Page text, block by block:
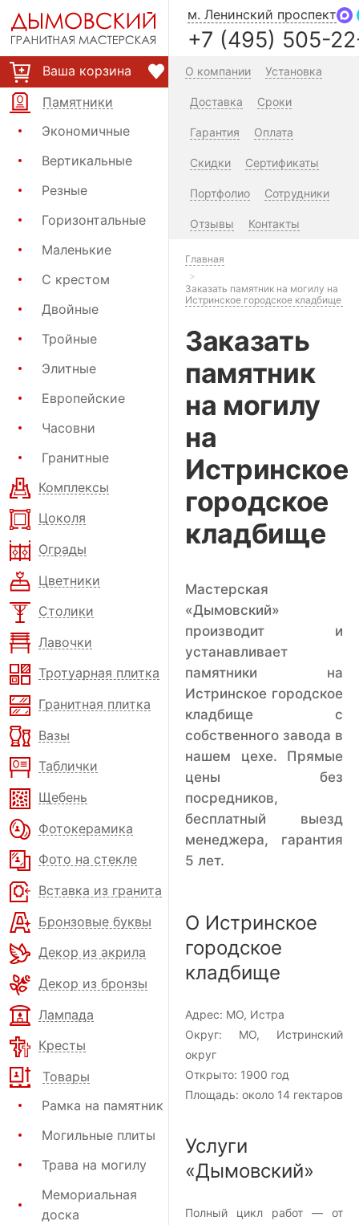
Ваша корзина
Памятники
Экономичные
Вертикальные
Резные
Горизонтальные
Маленькие
С крестом
Двойные
Тройные
Элитные
Европейские
Часовни
Гранитные
Комплексы
Цоколя
Ограды
Цветники
Столики
Лавочки
Тротуарная плитка
Гранитная плитка
Вазы
Таблички
Щебень
Фотокерамика
Фото на стекле
Вставка из гранита
Бронзовые буквы
Декор из акрила
Декор из бронзы
Лампада
Кресты
Товары
Рамка на памятник
Могильные плиты
Трава на могилу
Мемориальная
доска
м. Ленинский проспект
+7 (495) 505-
О компании Установка
Доставка Сроки
Гарантия Оплата
Скидки Сертификаты
Портфолио Сотрудники
Отзывы Контакты
Главная
Заказать памятник на могилу на
Истринское городское кладбище
Заказать
памятник
на могилу
на
Истринское
городское
кладбище
Мастерская
«Дымовский»
производит и
устанавливает
памятники на
Истринское городское
кладбище с
собственного завода в
нашем цехе. Прямые
цены без
посредников,
бесплатный выезд
менеджера, гарантия
5 лет.
О Истринское
городское
кладбище
Адрес: МО, Истра
Округ: МО, Истринский
округ
Открыто: 1900 год
Площадь: около 14 гектаров
Услуги
«Дымовский»
Полный цикл работ — от